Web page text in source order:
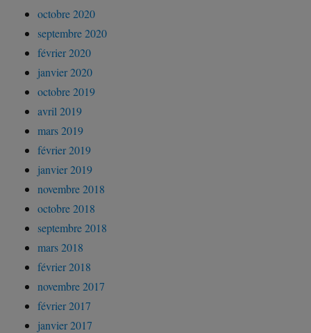
octobre 2020
septembre 2020
février 2020
janvier 2020
octobre 2019
avril 2019
mars 2019
février 2019
janvier 2019
novembre 2018
octobre 2018
septembre 2018
mars 2018
février 2018
novembre 2017
février 2017
janvier 2017